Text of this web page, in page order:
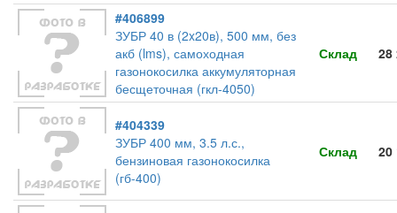
#406899
ЗУБР 40 в (2x20в), 500 мм, без
акб (lms), самоходная
газонокосилка аккумуляторная
бесщеточная (гкл-4050)
Склад 28
#404339
ЗУБР 400 мм, 3.5 л.с.,
бензиновая газонокосилка
(гб-400)
Склад 20